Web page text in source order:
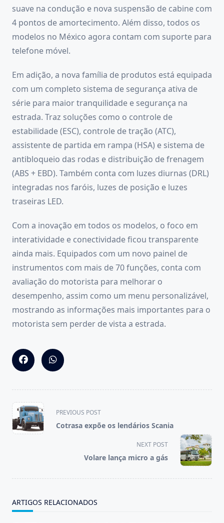
suave na condução e nova suspensão de cabine com
4 pontos de amortecimento. Além disso, todos os
modelos no México agora contam com suporte para
telefone móvel.
Em adição, a nova família de produtos está equipada
com um completo sistema de segurança ativa de
série para maior tranquilidade e segurança na
estrada. Traz soluções como o controle de
estabilidade (ESC), controle de tração (ATC),
assistente de partida em rampa (HSA) e sistema de
antibloqueio das rodas e distribuição de frenagem
(ABS + EBD). Também conta com luzes diurnas (DRL)
integradas nos faróis, luzes de posição e luzes
traseiras LED.
Com a inovação em todos os modelos, o foco em
interatividade e conectividade ficou transparente
ainda mais. Equipados com um novo painel de
instrumentos com mais de 70 funções, conta com
avaliação do motorista para melhorar o
desempenho, assim como um menu personalizável,
mostrando as informações mais importantes para o
motorista sem perder de vista a estrada.
<span
class="nav-
subtitle
PREVIOUS POST
Cotrasa expõe os lendários Scania
NEXT POST
Volare lança micro a gás
ARTIGOS RELACIONADOS